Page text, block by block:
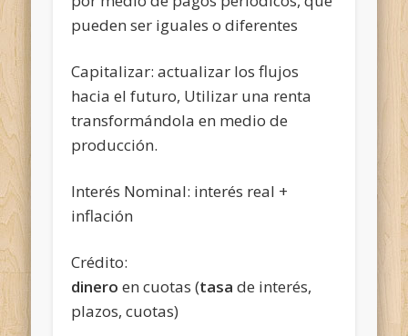
pueden ser iguales o diferentes
Capitalizar: actualizar los flujos
hacia el futuro, Utilizar una renta
transformándola en medio de
producción.
Interés Nominal: interés real +
inflación
Crédito:
dinero en cuotas (tasa de interés,
plazos, cuotas)